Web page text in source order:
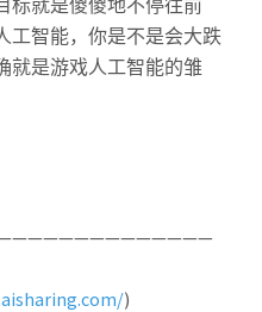
标就是傻傻地不停往前
工智能，你是不是会大跌
就是游戏人工智能的雏
)